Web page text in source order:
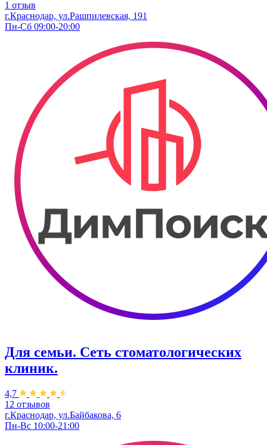
1 отзыв
г.Краснодар, ул.Рашпилевская, 191
Пн-Сб 09:00-20:00
Для семьи. Сеть стоматологических
клиник.
4,7
12 отзывов
г.Краснодар, ул.Байбакова, 6
Пн-Вс 10:00-21:00